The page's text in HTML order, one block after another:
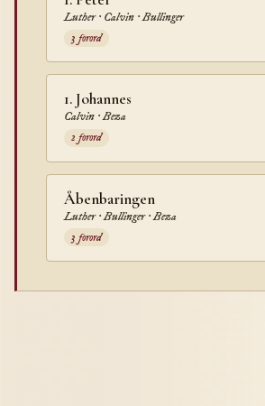
Luther · Calvin · Bullinger
3 forord
1. Johannes
Calvin · Beza
2 forord
Åbenbaringen
Luther · Bullinger · Beza
3 forord